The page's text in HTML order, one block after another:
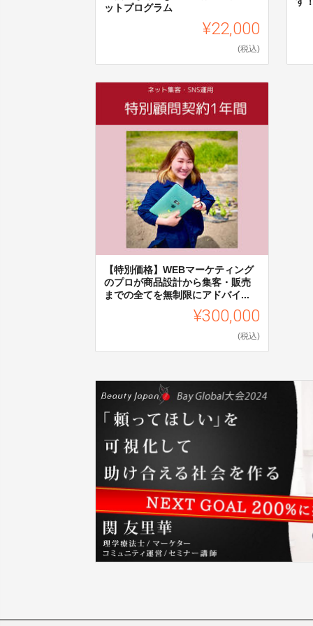
ットプログラム
¥22,000
(税込)
【特別価格】WEBマーケティング
のプロが商品設計から集客・販売
までの全てを無制限にアドバイ...
¥300,000
(税込)